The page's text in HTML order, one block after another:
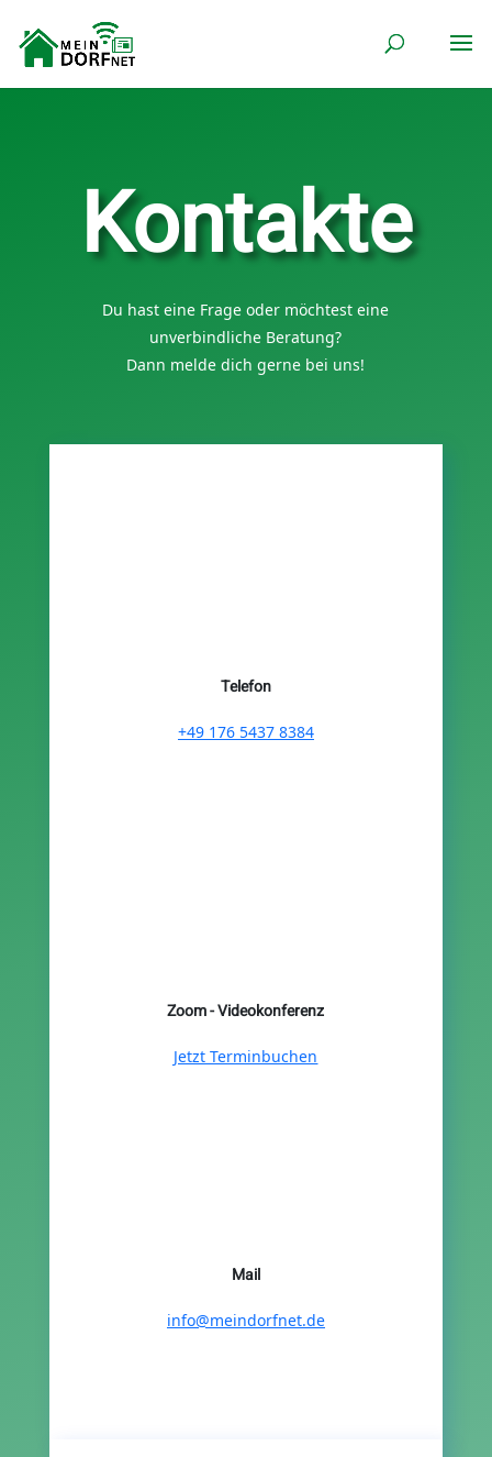
Kontakte
Du hast eine Frage oder möchtest eine
unverbindliche Beratung?
Dann melde dich gerne bei uns!
Telefon
+49 176 5437 8384
Zoom - Videokonferenz
Jetzt Terminbuchen
Mail
info@meindorfnet.de